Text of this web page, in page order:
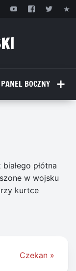
PANEL BOCZNY
płótna
w wojsku
kurtce
Czekan »